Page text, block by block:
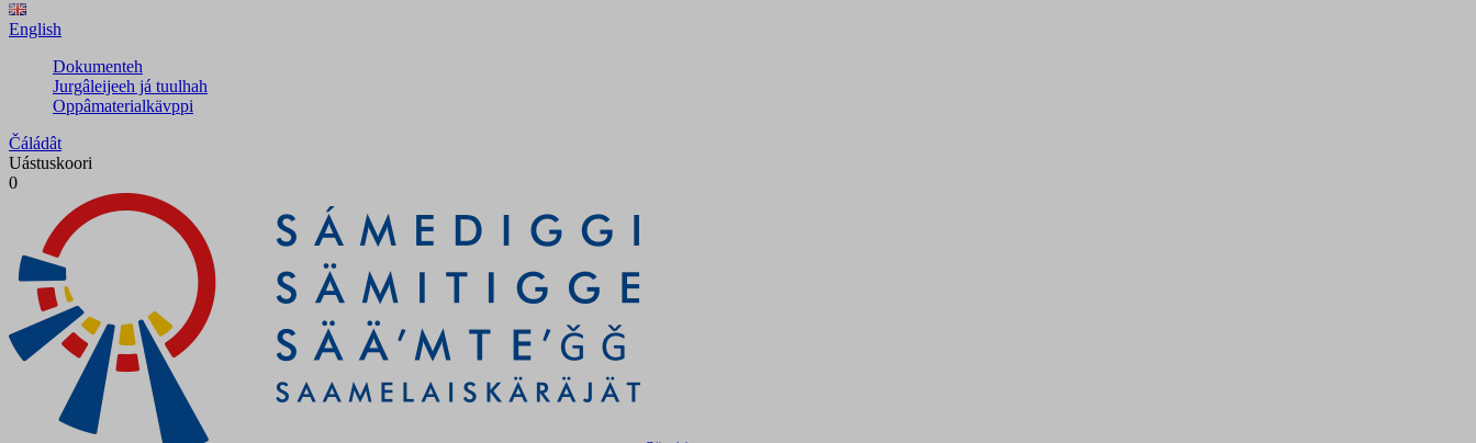
English
Dokumenteh
Jurgâleijeeh já tuulhah
Oppâmaterialkävppi
Čáládât
Uástuskoori
0